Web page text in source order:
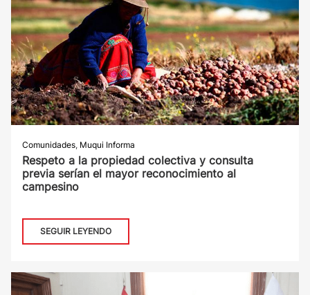
Comunidades, Muqui Informa
Respeto a la propiedad colectiva y consulta
previa serían el mayor reconocimiento al
campesino
SEGUIR LEYENDO